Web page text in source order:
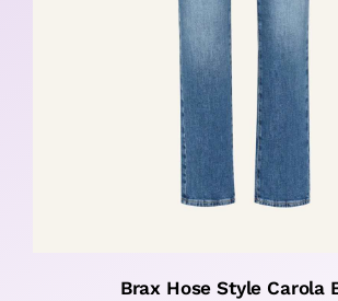
Brax Hose Style Carola